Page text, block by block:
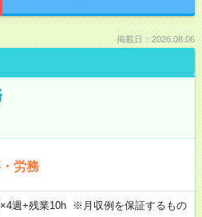
掲載日：2026.08.06
労務
週+残業10h ※月収例を保証するもの